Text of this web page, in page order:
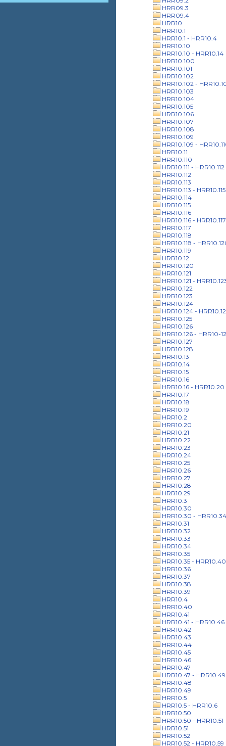
HRR09.3
HRR09.4
HRR10
HRR10.1
HRR10.1 - HRR10.4
HRR10.10
HRR10.10 - HRR10.14
HRR10.100
HRR10.101
HRR10.102
HRR10.102 -
HRR10.103
HRR10.104
HRR10.105
HRR10.106
HRR10.107
HRR10.108
HRR10.109
HRR10.109 -
HRR10.11
HRR10.110
HRR10.111 - HRR10.112
HRR10.112
HRR10.113
HRR10.113 - HRR10.115
HRR10.114
HRR10.115
HRR10.116
HRR10.116 - HRR10.117
HRR10.117
HRR10.118
HRR10.118 -
HRR10.119
HRR10.12
HRR10.120
HRR10.121
HRR10.121 -
HRR10.122
HRR10.123
HRR10.124
HRR10.124 -
HRR10.125
HRR10.126
HRR10.126 - HRR10-
HRR10.127
HRR10.128
HRR10.13
HRR10.14
HRR10.15
HRR10.16
HRR10.16 - HRR10.20
HRR10.17
HRR10.18
HRR10.19
HRR10.2
HRR10.20
HRR10.21
HRR10.22
HRR10.23
HRR10.24
HRR10.25
HRR10.26
HRR10.27
HRR10.28
HRR10.29
HRR10.3
HRR10.30
HRR10.30 - HRR10.34
HRR10.31
HRR10.32
HRR10.33
HRR10.34
HRR10.35
HRR10.35 - HRR10.40
HRR10.36
HRR10.37
HRR10.38
HRR10.39
HRR10.4
HRR10.40
HRR10.41
HRR10.41 - HRR10.46
HRR10.42
HRR10.43
HRR10.44
HRR10.45
HRR10.46
HRR10.47
HRR10.47 - HRR10.49
HRR10.48
HRR10.49
HRR10.5
HRR10.5 - HRR10.6
HRR10.50
HRR10.50 - HRR10.51
HRR10.51
HRR10.52
HRR10.52 - HRR10.59